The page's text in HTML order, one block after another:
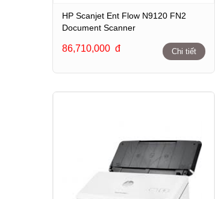
HP Scanjet Ent Flow N9120 FN2
Document Scanner
86,710,000 đ Chi tiết